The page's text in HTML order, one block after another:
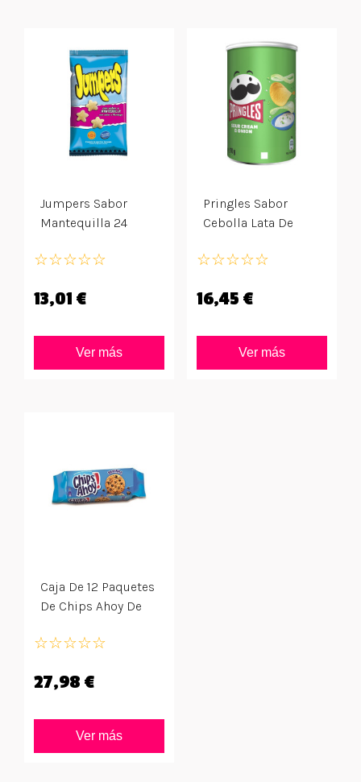
Jumpers Sabor
Mantequilla 24
☆☆☆☆☆
13,01 €
Ver más
Pringles Sabor
Cebolla Lata De
☆☆☆☆☆
16,45 €
Ver más
Caja De 12 Paquetes
De Chips Ahoy De
☆☆☆☆☆
27,98 €
Ver más